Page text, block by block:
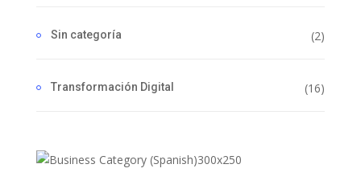
Sin categoría (2)
Transformación Digital (16)